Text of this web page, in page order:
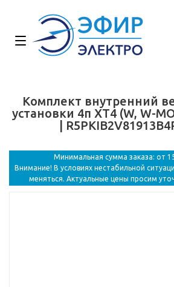
Комплект внутренний
установки 4п ХТ4 (W, W-
|
Минимальная сумма заказа: от
Внимание! В условиях нестабильной
меняться. Актуальные цены просим